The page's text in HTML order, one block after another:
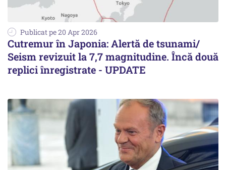
Publicat pe 20 Apr 2026
Cutremur în Japonia: Alertă de tsunami/
Seism revizuit la 7,7 magnitudine. Încă două
replici înregistrate - UPDATE